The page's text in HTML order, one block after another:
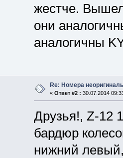
жестче.
они
аналогичны
Re: Номера
« Ответ #2 : 30.07.2014
Друзья!, Z-12
бардюр
нижний